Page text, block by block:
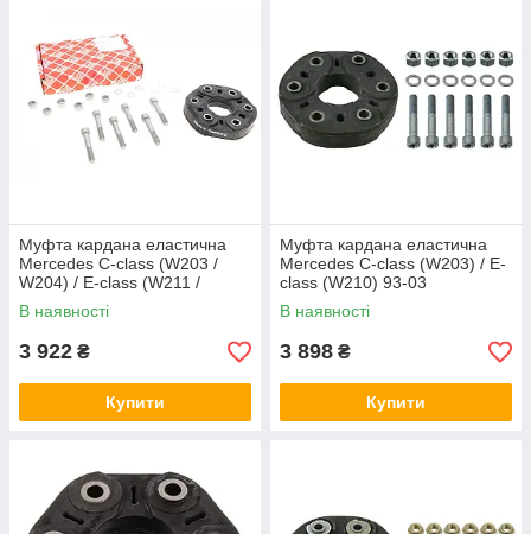
Муфта кардана еластична
Mercedes C-class (W203 /
W204) / E-class (W211 /
W212) 05- Febi Bilstein 21193
В наявності
3 922 ₴
Купити
Муфта кардана еластична
Mercedes C-class (W203) / E-
class (W210) 93-03
(ремкомплект) Febi Bilstein
19108
В наявності
3 898 ₴
Купити